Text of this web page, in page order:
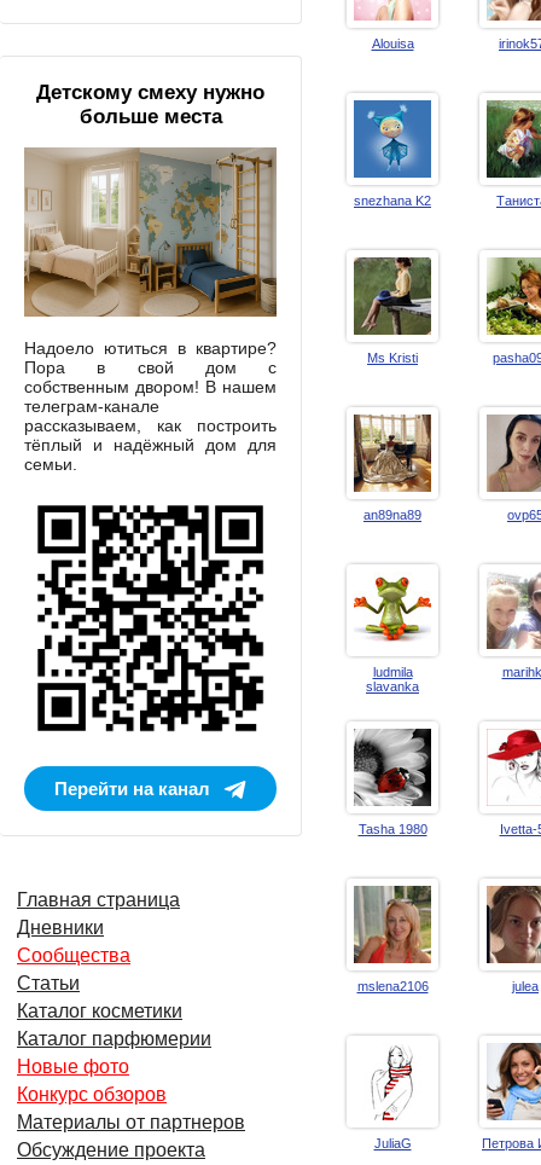
Alouisa
snezhana K2
Ms Kristi
an89na89
ludmila
slavanka
Tasha 1980 Ivetta-
mslena2106 julea
JuliaG Петрова
Детскому смеху нужно
больше места
Надоело ютиться в квартире?
Пора в свой дом с
собственным двором! В нашем
телеграм-канале
рассказываем, как построить
тёплый и надёжный дом для
семьи.
Перейти на канал
Главная страница
Дневники
Сообщества
Статьи
Каталог косметики
Каталог парфюмерии
Новые фото
Конкурс обзоров
Материалы от партнеров
Обсуждение проекта